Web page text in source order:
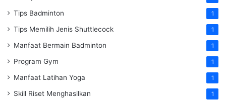
Tips Badminton 1
Tips Memilih Jenis Shuttlecock 1
Manfaat Bermain Badminton 1
Program Gym 1
Manfaat Latihan Yoga 1
Skill Riset Menghasilkan 1